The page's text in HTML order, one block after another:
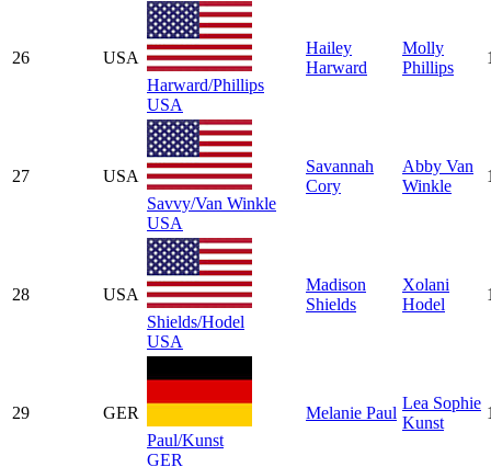
26
USA
Harward/Phillips
USA
Hailey
Harward
Molly
Phillips
27
USA
Savvy/Van Winkle
USA
Savannah
Cory
Abby Van
Winkle
28
USA
Shields/Hodel
USA
Madison
Shields
Xolani
Hodel
29
GER
Paul/Kunst
GER
Melanie Paul
Lea Sophie
Kunst